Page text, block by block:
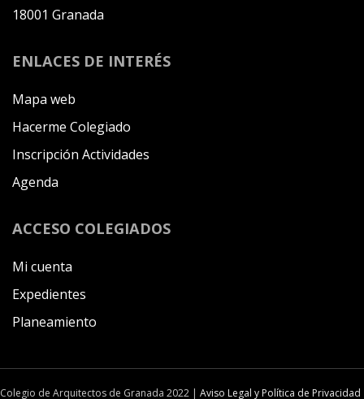
18001 Granada
ENLACES DE INTERÉS
Mapa web
Hacerme Colegiado
Inscripción Actividades
Agenda
ACCESO COLEGIADOS
Mi cuenta
Expedientes
Planeamiento
Colegio de Arquitectos de Granada 2022 | Aviso Legal y Política de Privacidad